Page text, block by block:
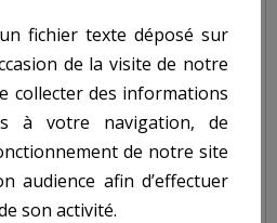
fichier texte déposé sur
de la visite de notre
collecter des informations
à votre navigation, de
de notre site
audience afin d’effectuer
son activité.